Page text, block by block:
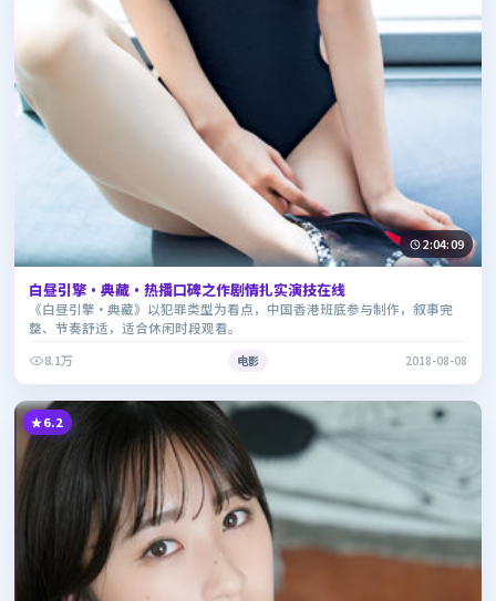
2:04:09
白昼引擎·典藏·热播口碑之作剧情扎实演技在线
《白昼引擎·典藏》以犯罪类型为看点，中国香港班底参与制作，叙事完
整、节奏舒适，适合休闲时段观看。
8.1万
电影 2018-08-08
6.2